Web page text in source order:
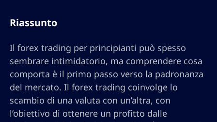
Riassunto
Il forex trading per principianti può spesso
sembrare intimidatorio, ma comprendere cosa
comporta è il primo passo verso la padronanza
del mercato. Il forex trading coinvolge lo
scambio di una valuta con un’altra, con
l’obiettivo di ottenere un profitto dalle